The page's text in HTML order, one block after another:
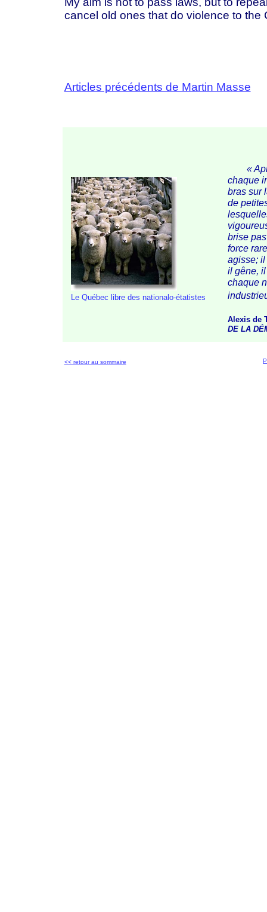
cancel old ones that do violence to the
Articles précédents de Martin Masse
Le Québec libre des nationalo-étatistes
«
chaque
bras sur
de
brise
force
agisse; il
il gêne,
chaque
Alexis de
DE LA
<< retour au sommaire